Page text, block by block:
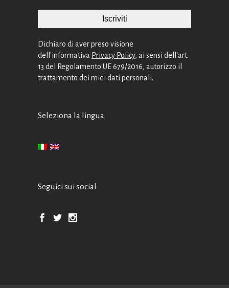
Dichiaro di aver preso visione
dell'informativa Privacy Policy, ai sensi dell'art.
13 del Regolamento UE 679/2016, autorizzo il
trattamento dei miei dati personali.
Seleziona la lingua
Seguici sui social